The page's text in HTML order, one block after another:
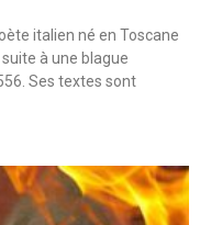
italien né en Toscane
à une blague
Ses textes sont